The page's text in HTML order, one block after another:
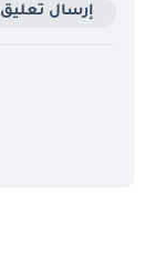
إرسال تعليق